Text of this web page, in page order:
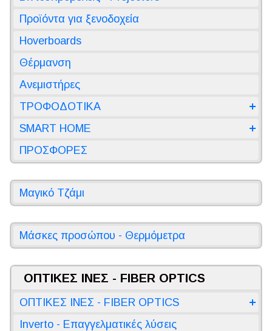
Προϊόντα για ξενοδοχεία
Hoverboards
Θέρμανση
Ανεμιστήρες
ΤΡΟΦΟΔΟΤΙΚΑ
SMART HOME
ΠΡΟΣΦΟΡΕΣ
Μαγικό Τζάμι
Μάσκες προσώπου - Θερμόμετρα
ΟΠΤΙΚΕΣ ΙΝΕΣ - FIBER OPTICS
ΟΠΤΙΚΕΣ ΙΝΕΣ - FIBER OPTICS
Inverto - Επαγγελματικές λύσεις